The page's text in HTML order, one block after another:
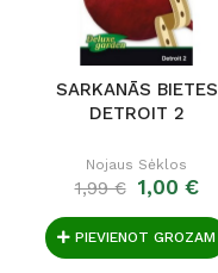
SARKANĀS BIETES
DETROIT 2
Nojaus Sėklos
1,99 € 1,00 €
PIEVIENOT GROZAM